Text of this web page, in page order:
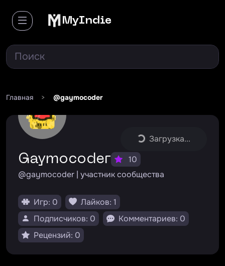
MyIndie
Главная > @gaymocoder
Загрузка...
Gaymocoder
10
@gaymocoder | участник сообщества
Игр: 0
Лайков: 1
Подписчиков: 0
Комментариев: 0
Рецензий: 0